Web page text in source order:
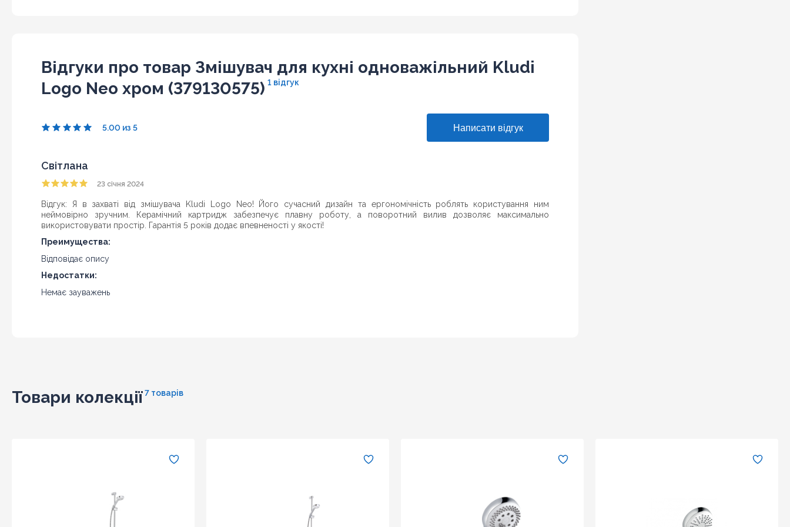
Відгуки про товар Змішувач для кухні одноважільний Kludi
Logo Neo хром (379130575) 1 відгук
5.00 из 5
Світлана
23 січня 2024
Відгук: Я в захваті від змішувача Kludi Logo Neo! Його сучасний дизайн та ергономічність роблять користування ним
неймовірно зручним. Керамічний картридж забезпечує плавну роботу, а поворотний вилив дозволяє максимально
використовувати простір. Гарантія 5 років додає впевненості у якості!
Преимущества:
Відповідає опису
Недостатки:
Немає зауважень
Товари колекції 7 товарів